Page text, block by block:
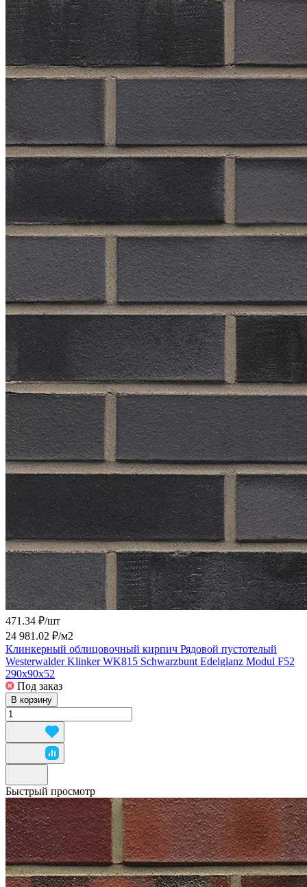
471.34 ₽/шт
24 981.02 ₽/м2
Клинкерный облицовочный кирпич Рядовой пустотелый
Westerwalder Klinker WK815 Schwarzbunt Edelglanz Modul F52
290x90x52
Под заказ
В корзину
Быстрый просмотр